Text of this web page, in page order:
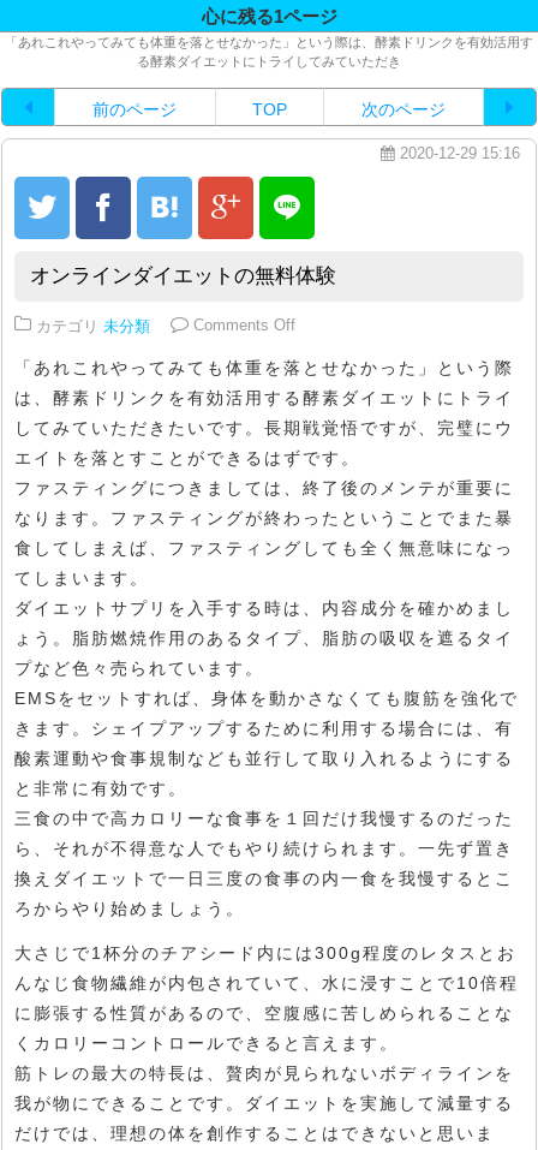
心に残る1ページ
「あれこれやってみても体重を落とせなかった」という際は、酵素ドリンクを有効活用す
る酵素ダイエットにトライしてみていただき
前のページ TOP 次のページ
2020-12-29 15:16
オンラインダイエットの無料体験
カテゴリ 未分類 Comments Offon オンラインダイエットの無料体
「あれこれやってみても体重を落とせなかった」という際
は、酵素ドリンクを有効活用する酵素ダイエットにトライ
してみていただきたいです。長期戦覚悟ですが、完璧にウ
エイトを落とすことができるはずです。
ファスティングにつきましては、終了後のメンテが重要に
なります。ファスティングが終わったということでまた暴
食してしまえば、ファスティングしても全く無意味になっ
てしまいます。
ダイエットサプリを入手する時は、内容成分を確かめまし
ょう。脂肪燃焼作用のあるタイプ、脂肪の吸収を遮るタイ
プなど色々売られています。
EMSをセットすれば、身体を動かさなくても腹筋を強化で
きます。シェイプアップするために利用する場合には、有
酸素運動や食事規制なども並行して取り入れるようにする
と非常に有効です。
三食の中で高カロリーな食事を１回だけ我慢するのだった
ら、それが不得意な人でもやり続けられます。一先ず置き
換えダイエットで一日三度の食事の内一食を我慢するとこ
ろからやり始めましょう。
大さじで1杯分のチアシード内には300g程度のレタスとお
んなじ食物繊維が内包されていて、水に浸すことで10倍程
に膨張する性質があるので、空腹感に苦しめられることな
くカロリーコントロールできると言えます。
筋トレの最大の特長は、贅肉が見られないボディラインを
我が物にできることです。ダイエットを実施して減量する
だけでは、理想の体を創作することはできないと思いま